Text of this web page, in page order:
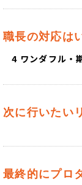
職長の対応は
4 ワンダフル・
次に行いたい
最終的にプロ